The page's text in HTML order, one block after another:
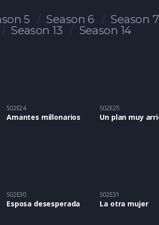
5 Season 6 Season 7
Season 13 Season 14
S02E24
Amantes millonarios
S02E25
S02E30
Esposa desesperada
S02E31
La otra mujer